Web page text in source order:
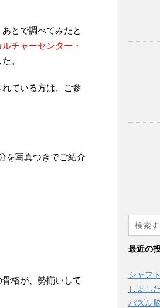
とで調べてみたと
チャーセンター・
。
ている方は、ご参
を写真つきでご紹介
格が、勢揃いして
最近の
シャフ
しました
パズル